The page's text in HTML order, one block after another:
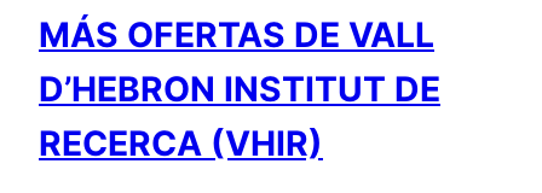
MÁS OFERTAS DE VALL
D’HEBRON INSTITUT DE
RECERCA (VHIR)